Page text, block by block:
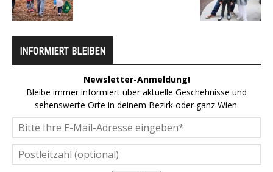
INFORMIERT BLEIBEN
Newsletter-Anmeldung!
Bleibe immer informiert über aktuelle Geschehnisse und
sehenswerte Orte in deinem Bezirk oder ganz Wien.